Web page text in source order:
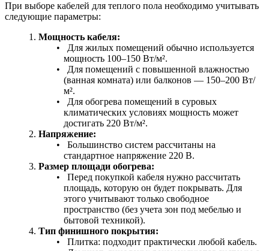
При выборе кабелей для теплого пола необходимо учитывать
следующие параметры:
Мощность кабеля:
Для жилых помещений обычно используется
мощность 100–150 Вт/м².
Для помещений с повышенной влажностью
(ванная комната) или балконов — 150–200 Вт/
м².
Для обогрева помещений в суровых
климатических условиях мощность может
достигать 220 Вт/м².
Напряжение:
Большинство систем рассчитаны на
стандартное напряжение 220 В.
Размер площади обогрева:
Перед покупкой кабеля нужно рассчитать
площадь, которую он будет покрывать. Для
этого учитывают только свободное
пространство (без учета зон под мебелью и
бытовой техникой).
Тип финишного покрытия:
Плитка: подходит практически любой кабель.